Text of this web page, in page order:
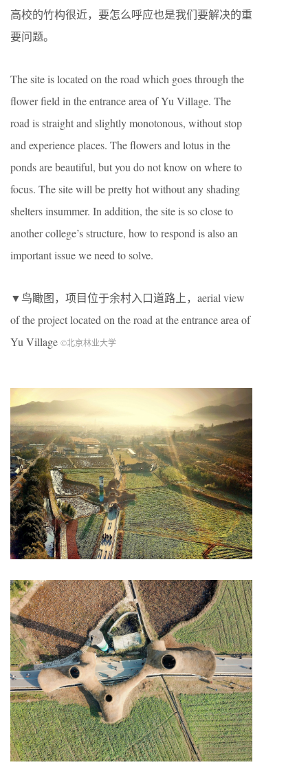
高校的竹构很近，要怎么呼应也是我们要解决的重
要问题。
The site is located on the road which goes through the
flower field in the entrance area of Yu Village. The
road is straight and slightly monotonous, without stop
and experience places. The flowers and lotus in the
ponds are beautiful, but you do not know on where to
focus. The site will be pretty hot without any shading
shelters insummer. In addition, the site is so close to
another college’s structure, how to respond is also an
important issue we need to solve.
▼鸟瞰图，项目位于余村入口道路上，aerial view
of the project located on the road at the entrance area of
Yu Village ©北京林业大学